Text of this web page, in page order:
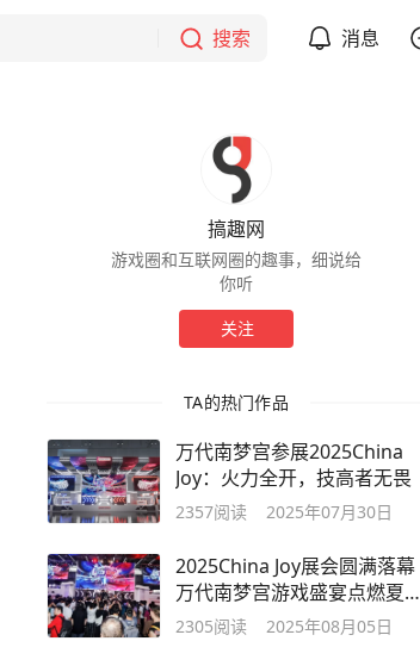
搜索 消息
搞趣网
游戏圈和互联网圈的趣事，细说给
你听
关注
TA的热门作品
万代南梦宫参展2025China
Joy：火力全开，技高者无畏
2357阅读 2025年07月30日
2025China Joy展会圆满落幕
万代南梦宫游戏盛宴点燃夏日
激情
2305阅读 2025年08月05日